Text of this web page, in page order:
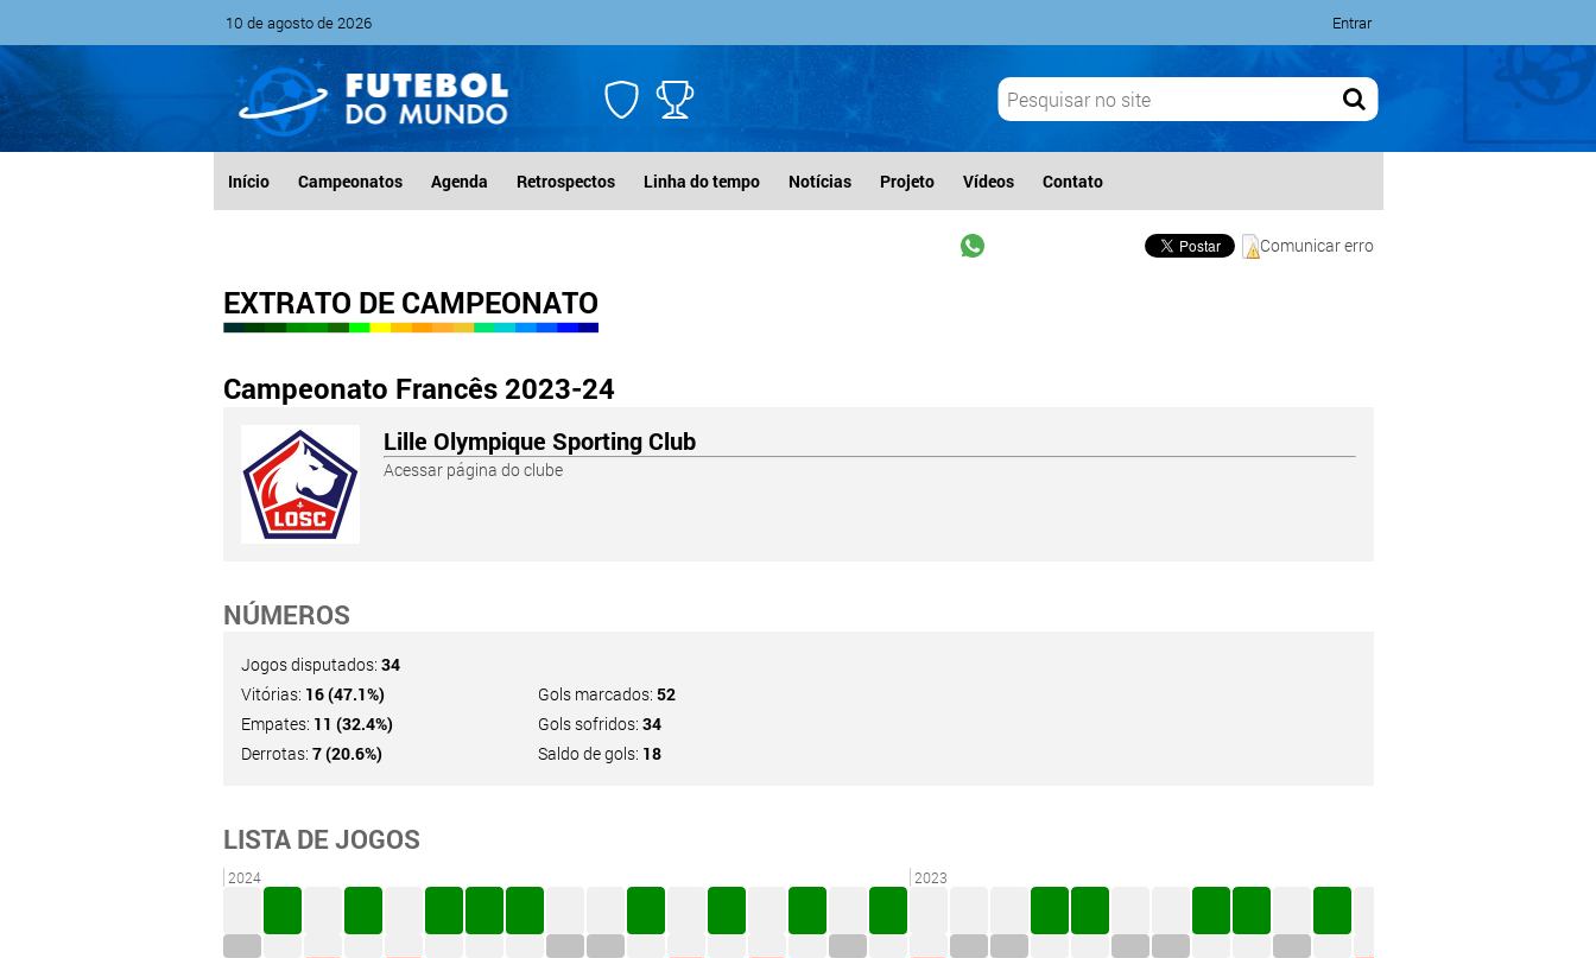
10 de agosto de 2026 Entrar
Início Campeonatos Agenda Retrospectos Linha do tempo Notícias Projeto Vídeos Contato
Comunicar erro
EXTRATO DE CAMPEONATO
Campeonato Francês 2023-24
Lille Olympique Sporting Club
Acessar página do clube
NÚMEROS
Jogos disputados: 34
Vitórias: 16 (47.1%)
Empates: 11 (32.4%)
Derrotas: 7 (20.6%)
Gols marcados: 52
Gols sofridos: 34
Saldo de gols: 18
LISTA DE JOGOS
2024 2023